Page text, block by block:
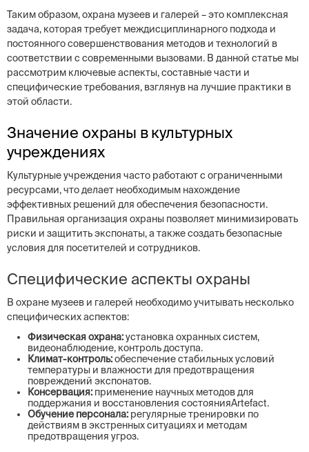
Таким образом, охрана музеев и галерей – это комплексная
задача, которая требует междисциплинарного подхода и
постоянного совершенствования методов и технологий в
соответствии с современными вызовами. В данной статье мы
рассмотрим ключевые аспекты, составные части и
специфические требования, взглянув на лучшие практики в
этой области.
Значение охраны в культурных
учреждениях
Культурные учреждения часто работают с ограниченными
ресурсами, что делает необходимым нахождение
эффективных решений для обеспечения безопасности.
Правильная организация охраны позволяет минимизировать
риски и защитить экспонаты, а также создать безопасные
условия для посетителей и сотрудников.
Специфические аспекты охраны
В охране музеев и галерей необходимо учитывать несколько
специфических аспектов:
Физическая охрана:установка охранных систем,
видеонаблюдение, контроль доступа.
Климат-контроль:обеспечение стабильных условий
температуры и влажности для предотвращения
повреждений экспонатов.
Консервация: применение научных методов для
поддержания и восстановления состоянияArtefact.
Обучение персонала: регулярные тренировки по
действиям в экстренных ситуациях и методам
предотвращения угроз.